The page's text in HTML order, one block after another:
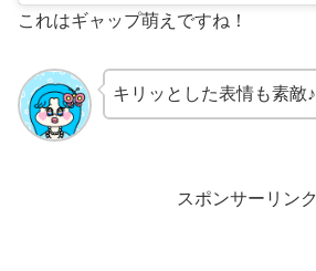
これはギャップ萌えですね！
キリッとした表情も素敵♪
スポンサーリンク